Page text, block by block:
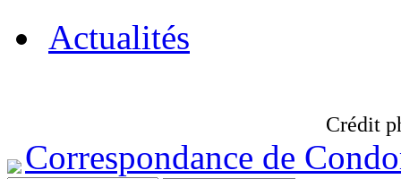
Actualités
Crédit
Correspondance de